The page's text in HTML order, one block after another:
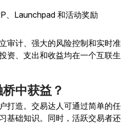
、Launchpad 和活动奖励
审计、强大的风险控制和实时准
资、支出和收益均在一个互联生
中获益？
打造。交易达人可通过简单的任
基础知识。同时，活跃交易者还